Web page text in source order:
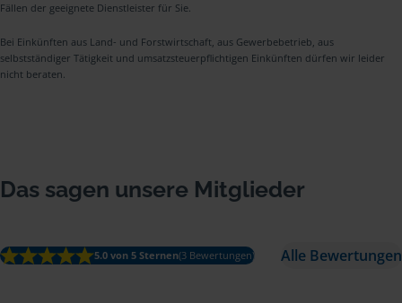
Fällen der geeignete Dienstleister für Sie.
Bei Einkünften aus Land- und Forstwirtschaft, aus Gewerbebetrieb, aus
selbstständiger Tätigkeit und umsatzsteuerpflichtigen Einkünften dürfen wir leider
nicht beraten.
Das sagen unsere Mitglieder
5.0 von 5 Sternen(3 Bewertungen) Alle Bewertungen